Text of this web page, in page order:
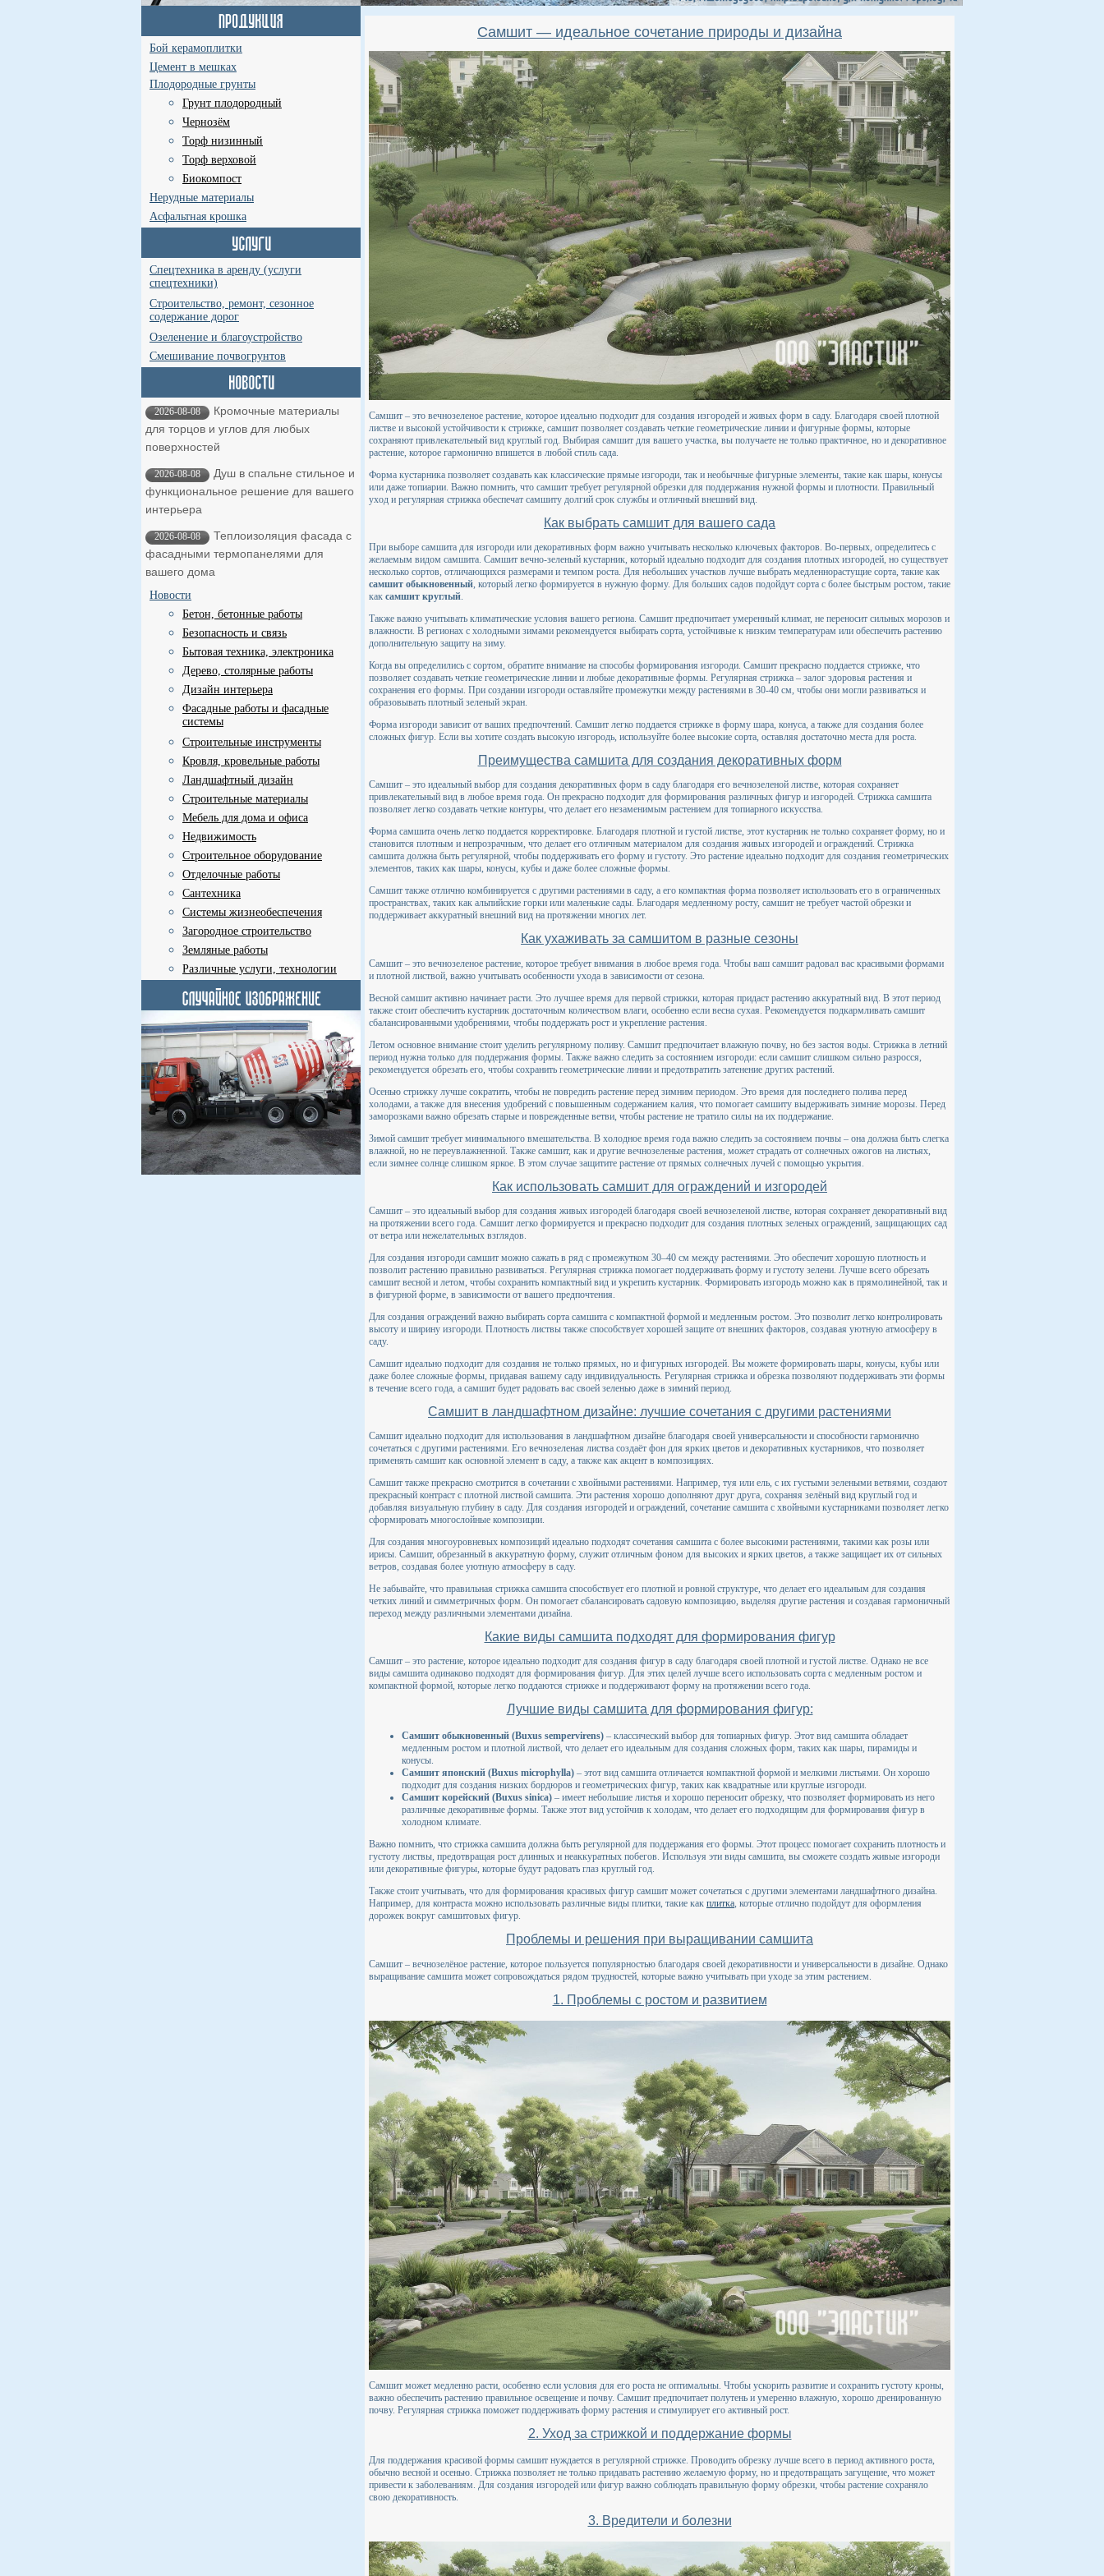
Бой керамоплитки
Цемент в мешках
Плодородные грунты
Грунт плодородный
Чернозём
Торф низинный
Торф верховой
Биокомпост
Нерудные материалы
Асфальтная крошка
Спецтехника в аренду (услуги
спецтехники)
Строительство, ремонт, сезонное
содержание дорог
Озеленение и благоустройство
Смешивание почвогрунтов
2026-08-08
Кромочные материалы
для торцов и углов для любых
поверхностей
2026-08-08
Душ в спальне стильное и
функциональное решение для вашего
интерьера
2026-08-08
Теплоизоляция фасада с
фасадными термопанелями для
вашего дома
Новости
Бетон, бетонные работы
Безопасность и связь
Бытовая техника, электроника
Дерево, столярные работы
Дизайн интерьера
Фасадные работы и фасадные
системы
Строительные инструменты
Кровля, кровельные работы
Ландшафтный дизайн
Строительные материалы
Мебель для дома и офиса
Недвижимость
Строительное оборудование
Отделочные работы
Сантехника
Системы жизнеобеспечения
Загородное строительство
Земляные работы
Различные услуги, технологии
Самшит — идеальное сочетание природы и дизайна
Самшит – это вечнозеленое растение, которое идеально подходит для создания изгородей и живых форм в саду. Благодаря своей плотной
листве и высокой устойчивости к стрижке, самшит позволяет создавать четкие геометрические линии и фигурные формы, которые
сохраняют привлекательный вид круглый год. Выбирая самшит для вашего участка, вы получаете не только практичное, но и декоративное
растение, которое гармонично впишется в любой стиль сада.
Форма кустарника позволяет создавать как классические прямые изгороди, так и необычные фигурные элементы, такие как шары, конусы
или даже топиарии. Важно помнить, что самшит требует регулярной обрезки для поддержания нужной формы и плотности. Правильный
уход и регулярная стрижка обеспечат самшиту долгий срок службы и отличный внешний вид.
Как выбрать самшит для вашего сада
При выборе самшита для изгороди или декоративных форм важно учитывать несколько ключевых факторов. Во-первых, определитесь с
желаемым видом самшита. Самшит вечно-зеленый кустарник, который идеально подходит для создания плотных изгородей, но существует
несколько сортов, отличающихся размерами и темпом роста. Для небольших участков лучше выбрать медленнорастущие сорта, такие как
самшит обыкновенный, который легко формируется в нужную форму. Для больших садов подойдут сорта с более быстрым ростом, такие
как самшит круглый.
Также важно учитывать климатические условия вашего региона. Самшит предпочитает умеренный климат, не переносит сильных морозов и
влажности. В регионах с холодными зимами рекомендуется выбирать сорта, устойчивые к низким температурам или обеспечить растению
дополнительную защиту на зиму.
Когда вы определились с сортом, обратите внимание на способы формирования изгороди. Самшит прекрасно поддается стрижке, что
позволяет создавать четкие геометрические линии и любые декоративные формы. Регулярная стрижка – залог здоровья растения и
сохранения его формы. При создании изгороди оставляйте промежутки между растениями в 30-40 см, чтобы они могли развиваться и
образовывать плотный зеленый экран.
Форма изгороди зависит от ваших предпочтений. Самшит легко поддается стрижке в форму шара, конуса, а также для создания более
сложных фигур. Если вы хотите создать высокую изгородь, используйте более высокие сорта, оставляя достаточно места для роста.
Преимущества самшита для создания декоративных форм
Самшит – это идеальный выбор для создания декоративных форм в саду благодаря его вечнозеленой листве, которая сохраняет
привлекательный вид в любое время года. Он прекрасно подходит для формирования различных фигур и изгородей. Стрижка самшита
позволяет легко создавать четкие контуры, что делает его незаменимым растением для топиарного искусства.
Форма самшита очень легко поддается корректировке. Благодаря плотной и густой листве, этот кустарник не только сохраняет форму, но и
становится плотным и непрозрачным, что делает его отличным материалом для создания живых изгородей и ограждений. Стрижка
самшита должна быть регулярной, чтобы поддерживать его форму и густоту. Это растение идеально подходит для создания геометрических
элементов, таких как шары, конусы, кубы и даже более сложные формы.
Самшит также отлично комбинируется с другими растениями в саду, а его компактная форма позволяет использовать его в ограниченных
пространствах, таких как альпийские горки или маленькие сады. Благодаря медленному росту, самшит не требует частой обрезки и
поддерживает аккуратный внешний вид на протяжении многих лет.
Как ухаживать за самшитом в разные сезоны
Самшит – это вечнозеленое растение, которое требует внимания в любое время года. Чтобы ваш самшит радовал вас красивыми формами
и плотной листвой, важно учитывать особенности ухода в зависимости от сезона.
Весной самшит активно начинает расти. Это лучшее время для первой стрижки, которая придаст растению аккуратный вид. В этот период
также стоит обеспечить кустарник достаточным количеством влаги, особенно если весна сухая. Рекомендуется подкармливать самшит
сбалансированными удобрениями, чтобы поддержать рост и укрепление растения.
Летом основное внимание стоит уделить регулярному поливу. Самшит предпочитает влажную почву, но без застоя воды. Стрижка в летний
период нужна только для поддержания формы. Также важно следить за состоянием изгороди: если самшит слишком сильно разросся,
рекомендуется обрезать его, чтобы сохранить геометрические линии и предотвратить затенение других растений.
Осенью стрижку лучше сократить, чтобы не повредить растение перед зимним периодом. Это время для последнего полива перед
холодами, а также для внесения удобрений с повышенным содержанием калия, что помогает самшиту выдерживать зимние морозы. Перед
заморозками важно обрезать старые и поврежденные ветви, чтобы растение не тратило силы на их поддержание.
Зимой самшит требует минимального вмешательства. В холодное время года важно следить за состоянием почвы – она должна быть слегка
влажной, но не переувлажненной. Также самшит, как и другие вечнозеленые растения, может страдать от солнечных ожогов на листьях,
если зимнее солнце слишком яркое. В этом случае защитите растение от прямых солнечных лучей с помощью укрытия.
Как использовать самшит для ограждений и изгородей
Самшит – это идеальный выбор для создания живых изгородей благодаря своей вечнозеленой листве, которая сохраняет декоративный вид
на протяжении всего года. Самшит легко формируется и прекрасно подходит для создания плотных зеленых ограждений, защищающих сад
от ветра или нежелательных взглядов.
Для создания изгороди самшит можно сажать в ряд с промежутком 30–40 см между растениями. Это обеспечит хорошую плотность и
позволит растению правильно развиваться. Регулярная стрижка помогает поддерживать форму и густоту зелени. Лучше всего обрезать
самшит весной и летом, чтобы сохранить компактный вид и укрепить кустарник. Формировать изгородь можно как в прямолинейной, так и
в фигурной форме, в зависимости от вашего предпочтения.
Для создания ограждений важно выбирать сорта самшита с компактной формой и медленным ростом. Это позволит легко контролировать
высоту и ширину изгороди. Плотность листвы также способствует хорошей защите от внешних факторов, создавая уютную атмосферу в
саду.
Самшит идеально подходит для создания не только прямых, но и фигурных изгородей. Вы можете формировать шары, конусы, кубы или
даже более сложные формы, придавая вашему саду индивидуальность. Регулярная стрижка и обрезка позволяют поддерживать эти формы
в течение всего года, а самшит будет радовать вас своей зеленью даже в зимний период.
Самшит в ландшафтном дизайне: лучшие сочетания с другими растениями
Самшит идеально подходит для использования в ландшафтном дизайне благодаря своей универсальности и способности гармонично
сочетаться с другими растениями. Его вечнозеленая листва создаёт фон для ярких цветов и декоративных кустарников, что позволяет
применять самшит как основной элемент в саду, а также как акцент в композициях.
Самшит также прекрасно смотрится в сочетании с хвойными растениями. Например, туя или ель, с их густыми зелеными ветвями, создают
прекрасный контраст с плотной листвой самшита. Эти растения хорошо дополняют друг друга, сохраняя зелёный вид круглый год и
добавляя визуальную глубину в саду. Для создания изгородей и ограждений, сочетание самшита с хвойными кустарниками позволяет легко
сформировать многослойные композиции.
Для создания многоуровневых композиций идеально подходят сочетания самшита с более высокими растениями, такими как розы или
ирисы. Самшит, обрезанный в аккуратную форму, служит отличным фоном для высоких и ярких цветов, а также защищает их от сильных
ветров, создавая более уютную атмосферу в саду.
Не забывайте, что правильная стрижка самшита способствует его плотной и ровной структуре, что делает его идеальным для создания
четких линий и симметричных форм. Он помогает сбалансировать садовую композицию, выделяя другие растения и создавая гармоничный
переход между различными элементами дизайна.
Какие виды самшита подходят для формирования фигур
Самшит – это растение, которое идеально подходит для создания фигур в саду благодаря своей плотной и густой листве. Однако не все
виды самшита одинаково подходят для формирования фигур. Для этих целей лучше всего использовать сорта с медленным ростом и
компактной формой, которые легко поддаются стрижке и поддерживают форму на протяжении всего года.
Лучшие виды самшита для формирования фигур:
Самшит обыкновенный (Buxus sempervirens) – классический выбор для топиарных фигур. Этот вид самшита обладает
медленным ростом и плотной листвой, что делает его идеальным для создания сложных форм, таких как шары, пирамиды и
конусы.
Самшит японский (Buxus microphylla) – этот вид самшита отличается компактной формой и мелкими листьями. Он хорошо
подходит для создания низких бордюров и геометрических фигур, таких как квадратные или круглые изгороди.
Самшит корейский (Buxus sinica) – имеет небольшие листья и хорошо переносит обрезку, что позволяет формировать из него
различные декоративные формы. Также этот вид устойчив к холодам, что делает его подходящим для формирования фигур в
холодном климате.
Важно помнить, что стрижка самшита должна быть регулярной для поддержания его формы. Этот процесс помогает сохранить плотность и
густоту листвы, предотвращая рост длинных и неаккуратных побегов. Используя эти виды самшита, вы сможете создать живые изгороди
или декоративные фигуры, которые будут радовать глаз круглый год.
Также стоит учитывать, что для формирования красивых фигур самшит может сочетаться с другими элементами ландшафтного дизайна.
Например, для контраста можно использовать различные виды плитки, такие как плитка, которые отлично подойдут для оформления
дорожек вокруг самшитовых фигур.
Проблемы и решения при выращивании самшита
Самшит – вечнозелёное растение, которое пользуется популярностью благодаря своей декоративности и универсальности в дизайне. Однако
выращивание самшита может сопровождаться рядом трудностей, которые важно учитывать при уходе за этим растением.
1. Проблемы с ростом и развитием
Самшит может медленно расти, особенно если условия для его роста не оптимальны. Чтобы ускорить развитие и сохранить густоту кроны,
важно обеспечить растению правильное освещение и почву. Самшит предпочитает полутень и умеренно влажную, хорошо дренированную
почву. Регулярная стрижка поможет поддерживать форму растения и стимулирует его активный рост.
2. Уход за стрижкой и поддержание формы
Для поддержания красивой формы самшит нуждается в регулярной стрижке. Проводить обрезку лучше всего в период активного роста,
обычно весной и осенью. Стрижка позволяет не только придавать растению желаемую форму, но и предотвращать загущение, что может
привести к заболеваниям. Для создания изгородей или фигур важно соблюдать правильную форму обрезки, чтобы растение сохраняло
свою декоративность.
3. Вредители и болезни